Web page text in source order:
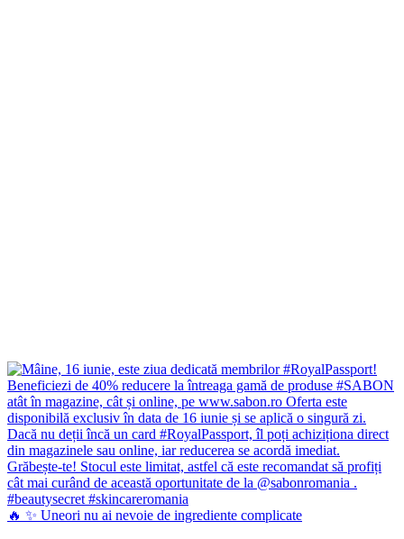
🔥 ✨ Uneori nu ai nevoie de ingrediente complicate